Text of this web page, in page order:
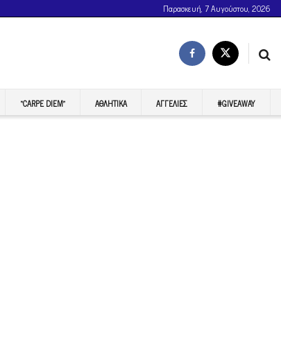
Παρασκευή, 7 Αυγούστου, 2026
“CARPE DIEM” ΑΘΛΗΤΙΚΆ ΑΓΓΕΛΊΕΣ #GIVEAWAY